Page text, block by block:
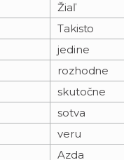
Žiaľ
Takisto
jedine
rozhodne
skutočne
sotva
veru
Azda